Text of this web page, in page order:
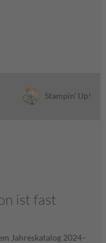
Stampin' Up!
ist fast
Jahreskatalog 2024–